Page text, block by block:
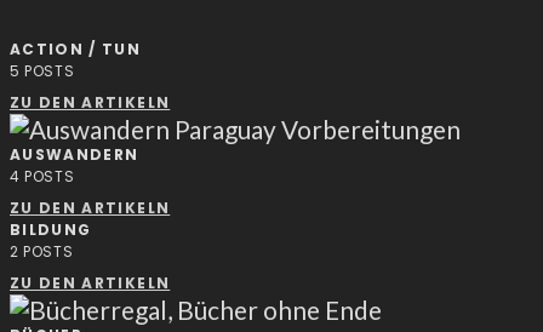
ACTION / TUN
5 POSTS
ZU DEN ARTIKELN
AUSWANDERN
4 POSTS
ZU DEN ARTIKELN
BILDUNG
2 POSTS
ZU DEN ARTIKELN